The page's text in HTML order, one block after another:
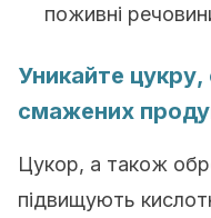
поживні
Уникайте
смажених
Цукор, а також
підвищують